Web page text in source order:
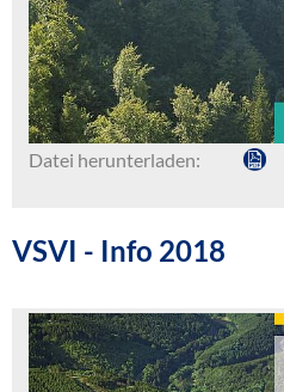
Datei herunterladen:
VSVI - Info 2018